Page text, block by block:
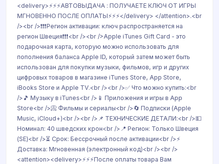
<delivery>⚡⚡⚡АВТОВЫДАЧА : ПОЛУЧАЕТЕ КЛЮЧ ОТ ИГРЫ
МГНОВЕННО ПОСЛЕ ОПЛАТЫ⚡⚡⚡</delivery> </attention>.<br
/><br />❗❗❗Регион активации: ключ распространяется на
регион Швеция❗❗❗<br /><br />Apple iTunes Gift Card - это
подарочная карта, которую можно использовать для
пополнения баланса Apple ID, который затем может быть
использован для покупки музыки, фильмов, игр и других
цифровых товаров в магазине iTunes Store, App Store,
iBooks Store и Apple TV.<br /><br />✅ Что можно купить:<br
/>🎵 Музыку в iTunes<br />📱 Приложения и игры в App
Store<br />📀 Фильмы и сериалы<br />🔄 Подписки (Apple
Music, iCloud+)<br /><br />📌 ТЕХНИЧЕСКИЕ ДЕТАЛИ:<br />💵
Номинал: 40 шведских крон<br />📍 Регион: Только Швеция
(SE)<br />⏳ Срок: Бессрочный после активации<br />⚡
Доставка: Мгновенная (электронный код)<br /><br />
<attention><delivery>⚡⚡⚡После оплаты товара Вам